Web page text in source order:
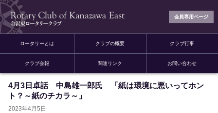
会員専用ページ
ロータリーとは クラブの概要 クラブ行事
クラブ会報 関連リンク お問い合わせ
4月3日卓話 中島雄一郎氏 「紙は環境に悪いってホン
ト？～紙のチカラ～」
2023年4月5日